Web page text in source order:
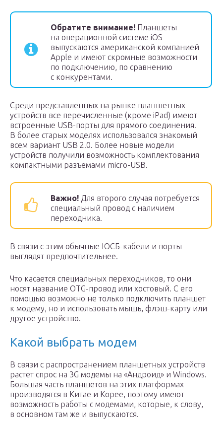
Обратите внимание! Планшеты
на операционной системе iOS
выпускаются американской компанией
Apple и имеют скромные возможности
по подключению, по сравнению
с конкурентами.
Среди представленных на рынке планшетных
устройств все перечисленные (кроме iPad) имеют
встроенные USB-порты для прямого соединения.
В более старых моделях использовался знакомый
всем вариант USB 2.0. Более новые модели
устройств получили возможность комплектования
компактными разъемами micro-USB.
Важно! Для второго случая потребуется
специальный провод с наличием
переходника.
В связи с этим обычные ЮСБ-кабели и порты
выглядят предпочтительнее.
Что касается специальных переходников, то они
носят название OTG-провод или хостовый. С его
помощью возможно не только подключить планшет
к модему, но и использовать мышь, флэш-карту или
другое устройство.
Какой выбрать модем
В связи с распространением планшетных устройств
растет спрос на 3G модемы на «Андроид» и Windows.
Большая часть планшетов на этих платформах
производятся в Китае и Корее, поэтому имеют
возможность работы с модемами, которые, к слову,
в основном там же и выпускаются.